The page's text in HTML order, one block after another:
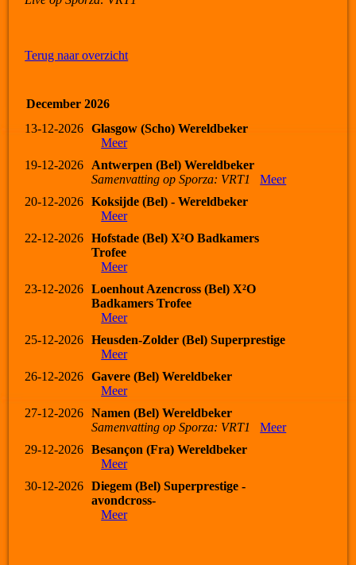
Terug naar overzicht
December 2026
13-12-2026
Glasgow (Scho) Wereldbeker
Meer
19-12-2026
Antwerpen (Bel) Wereldbeker
Samenvatting op Sporza: VRT1
Meer
20-12-2026
Koksijde (Bel) - Wereldbeker
Meer
22-12-2026
Hofstade (Bel) X²O Badkamers
Trofee
Meer
23-12-2026
Loenhout Azencross (Bel) X²O
Badkamers Trofee
Meer
25-12-2026
Heusden-Zolder (Bel) Superprestige
Meer
26-12-2026
Gavere (Bel) Wereldbeker
Meer
27-12-2026
Namen (Bel) Wereldbeker
Samenvatting op Sporza: VRT1
Meer
29-12-2026
Besançon (Fra) Wereldbeker
Meer
30-12-2026
Diegem (Bel) Superprestige -
avondcross-
Meer